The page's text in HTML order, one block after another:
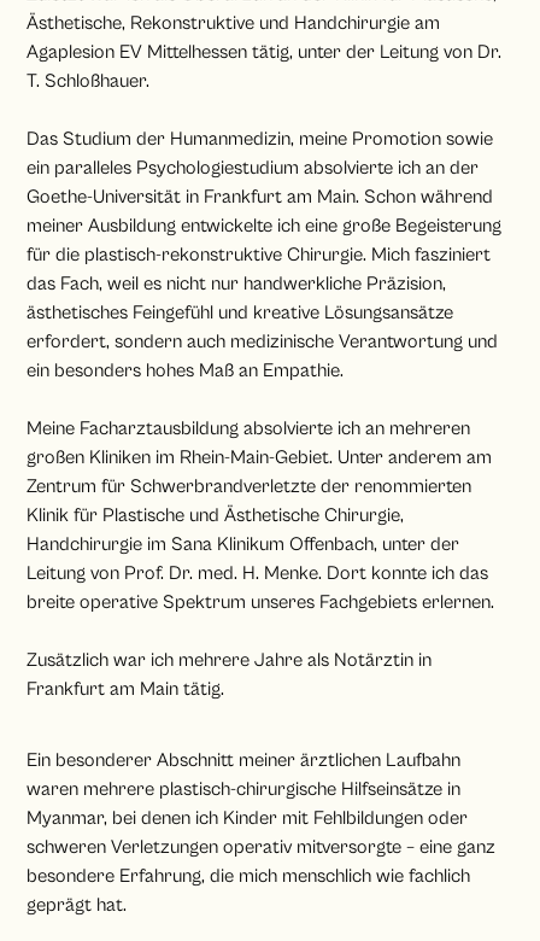
Ästhetische, Rekonstruktive und Handchirurgie am
Agaplesion EV Mittelhessen tätig, unter der Leitung von Dr.
T. Schloßhauer.
Das Studium der Humanmedizin, meine Promotion sowie
ein paralleles Psychologiestudium absolvierte ich an der
Goethe-Universität in Frankfurt am Main. Schon während
meiner Ausbildung entwickelte ich eine große Begeisterung
für die plastisch-rekonstruktive Chirurgie. Mich fasziniert
das Fach, weil es nicht nur handwerkliche Präzision,
ästhetisches Feingefühl und kreative Lösungsansätze
erfordert, sondern auch medizinische Verantwortung und
ein besonders hohes Maß an Empathie.
Meine Facharztausbildung absolvierte ich an mehreren
großen Kliniken im Rhein-Main-Gebiet. Unter anderem am
Zentrum für Schwerbrandverletzte der renommierten
Klinik für Plastische und Ästhetische Chirurgie,
Handchirurgie im Sana Klinikum Offenbach, unter der
Leitung von Prof. Dr. med. H. Menke. Dort konnte ich das
breite operative Spektrum unseres Fachgebiets erlernen.
Zusätzlich war ich mehrere Jahre als Notärztin in
Frankfurt am Main tätig.
Ein besonderer Abschnitt meiner ärztlichen Laufbahn
waren mehrere plastisch-chirurgische Hilfseinsätze in
Myanmar, bei denen ich Kinder mit Fehlbildungen oder
schweren Verletzungen operativ mitversorgte – eine ganz
besondere Erfahrung, die mich menschlich wie fachlich
geprägt hat.